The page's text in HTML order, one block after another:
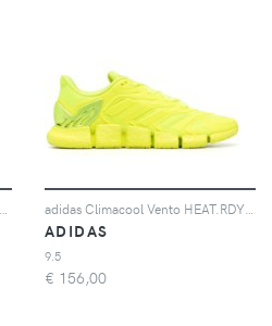
ADIDAS
9.5
€ 156,00